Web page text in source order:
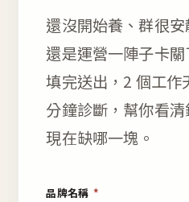
還沒開始養、群很安
還是運營一陣子卡關
填完送出，2 個工作
分鐘診斷，幫你看清
現在缺哪一塊。
品牌名稱 *